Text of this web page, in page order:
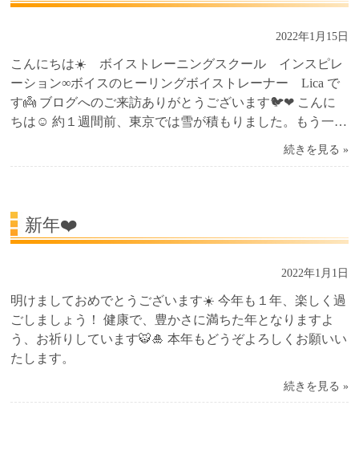
2022年1月15日
こんにちは☀️ ボイストレーニングスクール インスピレ
ーション∞ボイスのヒーリングボイストレーナー Lica で
す👼 ブログへのご来訪ありがとうございます🐦❤ こんに
ちは☺️ 約１週間前、東京では雪が積もりました。もう一…
続きを見る »
新年❤️
2022年1月1日
明けましておめでとうございます☀️ 今年も１年、楽しく過
ごしましょう！ 健康で、豊かさに満ちた年となりますよ
う、お祈りしています🐯🎍 本年もどうぞよろしくお願いい
たします。
続きを見る »